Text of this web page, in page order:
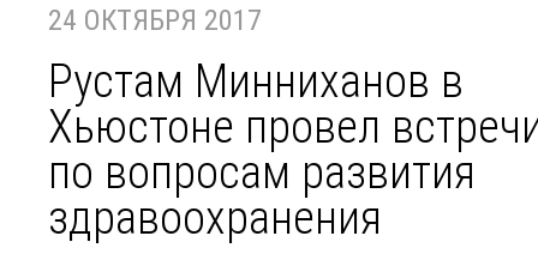
24 ОКТЯБРЯ 2017
Рустам Минниханов в
Хьюстоне провел
по вопросам развития
здравоохранения